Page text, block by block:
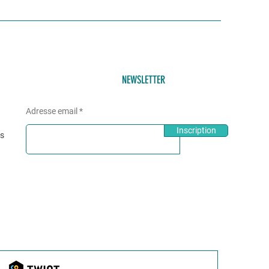
NEWSLETTER
Adresse email
Inscription